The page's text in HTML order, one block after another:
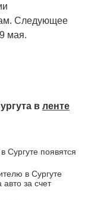
Следующее
мая.
в ленте
Сургуте появятся
в Сургуте
за счет